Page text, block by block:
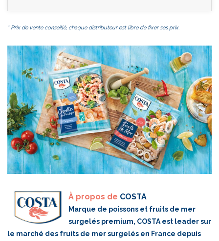
* Prix de vente conseillé, chaque distributeur est libre de fixer ses prix.
À propos de COSTA
Marque de poissons et fruits de mer
surgelés premium, COSTA est leader sur
le marché des fruits de mer surgelés en France depuis